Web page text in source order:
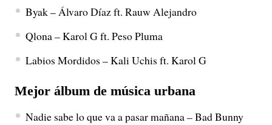
Byak – Álvaro Díaz ft. Rauw Alejandro
Qlona – Karol G ft. Peso Pluma
Labios Mordidos – Kali Uchis ft. Karol G
Mejor álbum de música urbana
Nadie sabe lo que va a pasar mañana – Bad Bunny